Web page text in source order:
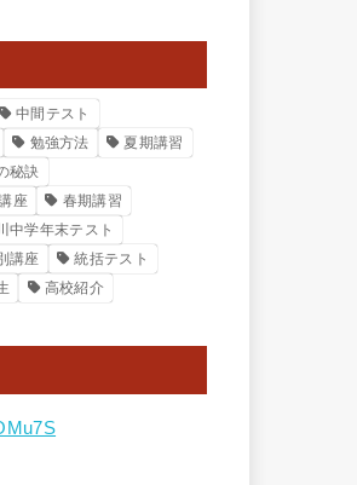
中間テスト
勉強方法
夏期講習
秘訣
座
春期講習
中学年末テスト
講座
統括テスト
高校紹介